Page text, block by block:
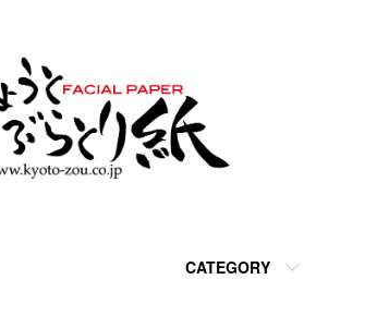
CATEGORY